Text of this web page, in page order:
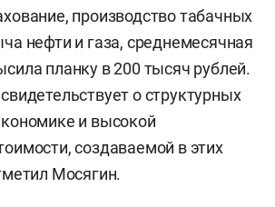
производство табачных
нефти и газа, среднемесячная
планку в 200 тысяч рублей.
о структурных
и высокой
создаваемой в этих
Мосягин.